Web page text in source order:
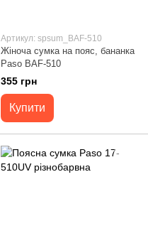
Артикул: spsum_BAF-510
Жіноча сумка на пояс, бананка
Paso BAF-510
355 грн
Купити